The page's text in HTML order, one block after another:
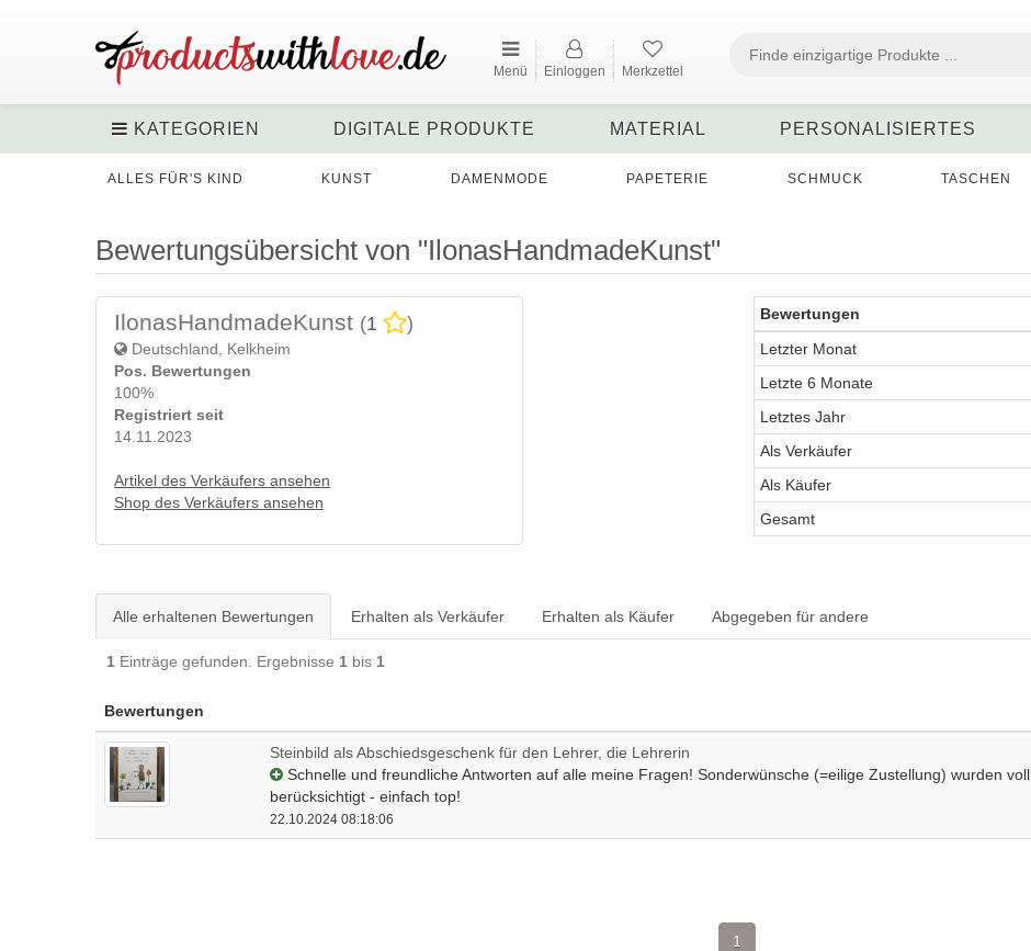
Menü Einloggen Merkzettel
KATEGORIEN DIGITALE PRODUKTE MATERIAL PERSONALISIERTES
ALLES FÜR'S KIND KUNST DAMENMODE PAPETERIE SCHMUCK TASCHEN
Bewertungsübersicht von "IlonasHandmadeKunst"
IlonasHandmadeKunst (1 )
Deutschland, Kelkheim
Pos. Bewertungen
100%
Registriert seit
14.11.2023
Artikel des Verkäufers ansehen
Shop des Verkäufers ansehen
Bewertungen
Letzter Monat
Letzte 6 Monate
Letztes Jahr
Als Verkäufer
Als Käufer
Gesamt
Alle erhaltenen Bewertungen Erhalten als Verkäufer Erhalten als Käufer Abgegeben für andere
1 Einträge gefunden. Ergebnisse 1 bis 1
Bewertungen
Steinbild als Abschiedsgeschenk für den Lehrer, die Lehrerin
Schnelle und freundliche Antworten auf alle meine Fragen! Sonderwünsche (=eilige Zustellung) wurden voll
berücksichtigt - einfach top!
22.10.2024 08:18:06
1